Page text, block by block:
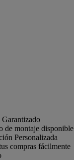
Garantizado
de montaje disponible
Personalizada
compras fácilmente